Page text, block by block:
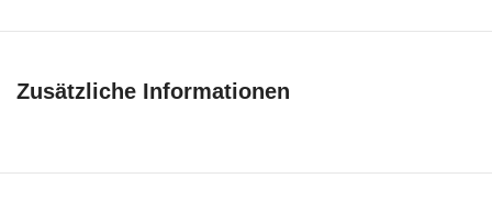
Zusätzliche Informationen